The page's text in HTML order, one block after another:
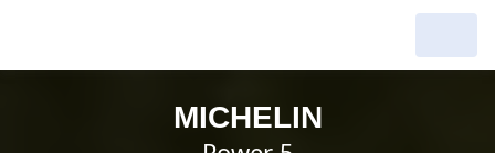
MICHELIN